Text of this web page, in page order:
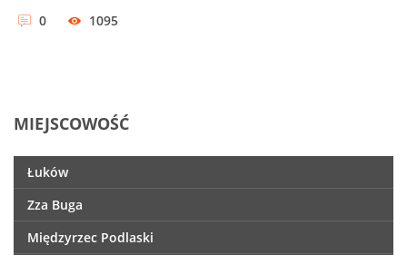
0 1095
MIEJSCOWOŚĆ
Łuków
Zza Buga
Międzyrzec Podlaski